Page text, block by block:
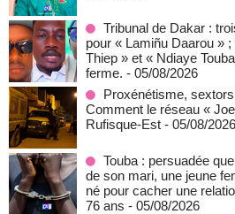
Tribunal de Dakar :
pour « Lamiñu Daarou »
Thiep » et « Ndiaye
ferme. - 05/08/2026
Proxénétisme,
Comment le réseau «
Rufisque-Est - 05/08/2026
Touba : persuadée
de son mari, une jeune
né pour cacher une
76 ans - 05/08/2026